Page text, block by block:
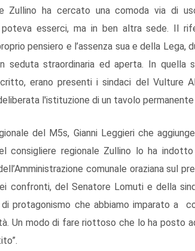
Zullino ha cercato una comoda via di
esserci, ma in ben altra sede. Il
pensiero e l’assenza sua e della Lega,
seduta straordinaria ed aperta. In quella
erano presenti i sindaci del Vulture
l'istituzione di un tavolo permanente
del M5s, Gianni Leggieri che
consigliere regionale Zullino lo ha
comunale oraziana sul
confronti, del Senatore Lomuti e della
protagonismo che abbiamo imparato a
Un modo di fare riottoso che lo ha posto